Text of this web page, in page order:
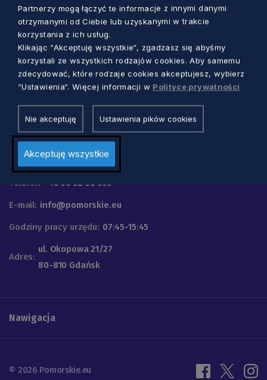
Urząd Marszałkowski
Województwa Pomorskiego
Telefon +48 58 32 68 555
E-mail: info@pomorskie.eu
Godziny pracy urzędu: 07:45-15:45
Adres:
ul. Okopowa 21/27
80-810 Gdańsk
Nawigacja
© 2026 Pomorskie.eu
Partnerzy mogą łączyć te informacje z innymi danymi
otrzymanymi od Ciebie lub uzyskanymi w trakcie
korzystania z ich usług.
Klikając “Akceptuję wszystkie“, zgadzasz się abyśmy
korzystali ze wszystkich rodzajów cookies. Aby samemu
zdecydować, które rodzaje cookies akceptujesz, wybierz
“Ustawienia“. Więcej informacji w Polityce prywatności
Nie akceptuję Ustawienia pików cookies
Akceptuję wszystkie